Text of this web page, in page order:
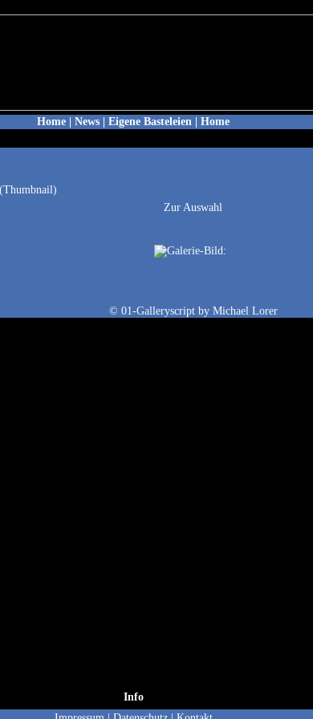
Home News Eigene Basteleien Home
Zur Auswahl
© 01-Galleryscriptby Michael Lorer
Info